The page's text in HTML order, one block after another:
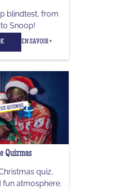
blindtest, from
Snoop!
EN SAVOIR +
Quizmas
quiz,
fun atmosphere.